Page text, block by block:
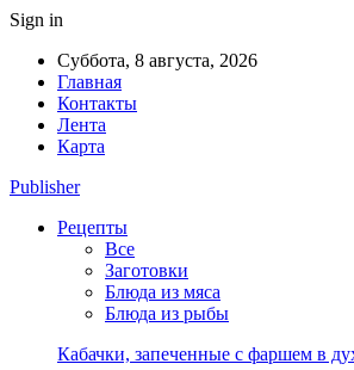
Sign in
Суббота, 8 августа, 2026
Главная
Контакты
Лента
Карта
Publisher
Рецепты
Все
Заготовки
Блюда из мяса
Блюда из рыбы
Кабачки, запеченные с фаршем в